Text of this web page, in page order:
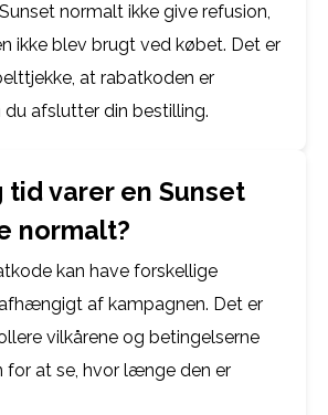
normalt ikke give refusion,
ikke blev brugt ved købet. Det er
at rabatkoden er
du afslutter din bestilling.
tid varer en Sunset
normalt?
kan have forskellige
af kampagnen. Det er
vilkårene og betingelserne
for at se, hvor længe den er